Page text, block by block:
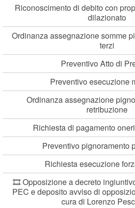
Riconoscimento di debito con
dilazionato
Ordinanza assegnazione somme
terzi
Preventivo Atto di
Preventivo esecuzione
Ordinanza assegnazione
retribuzione
Richiesta di pagamento
Preventivo pignoramento
Richiesta esecuzione
🎞️ Opposizione a decreto
PEC e deposito avviso di
cura di Lorenzo